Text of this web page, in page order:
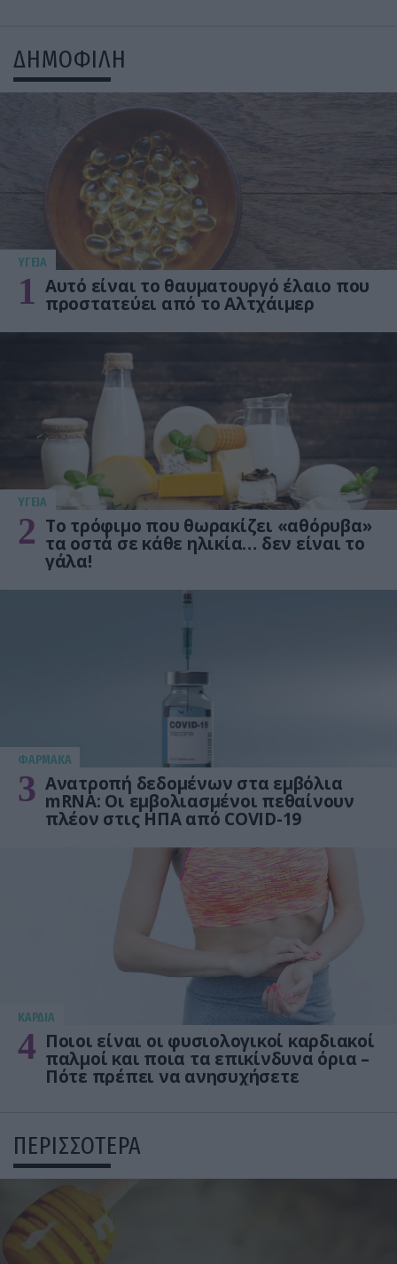
ΔΗΜΟΦΙΛΗ
ΥΓΕΙΑ
1 Αυτό είναι το θαυματουργό έλαιο που
προστατεύει από το Αλτχάιμερ
ΥΓΕΙΑ
2 Το τρόφιμο που θωρακίζει «αθόρυβα»
τα οστά σε κάθε ηλικία… δεν είναι το
γάλα!
ΦΑΡΜΑΚΑ
3 Ανατροπή δεδομένων στα εμβόλια
mRNA: Οι εμβολιασμένοι πεθαίνουν
πλέον στις ΗΠΑ από COVID-19
KΑΡΔΙΑ
4 Ποιοι είναι οι φυσιολογικοί καρδιακοί
παλμοί και ποια τα επικίνδυνα όρια –
Πότε πρέπει να ανησυχήσετε
ΠΕΡΙΣΣΟΤΕΡΑ